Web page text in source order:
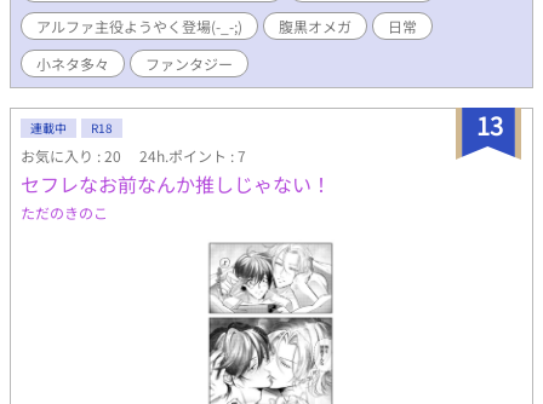
アルファ主役ようやく登場(-_-;)
腹黒オメガ
日常
小ネタ多々
ファンタジー
13
連載中 R18
お気に入り : 20 24h.ポイント : 7
セフレなお前なんか推しじゃない！
ただのきのこ